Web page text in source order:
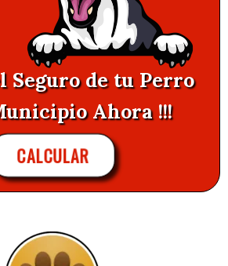
Seguro de tu Perro
Ahora !!!
CALCULAR